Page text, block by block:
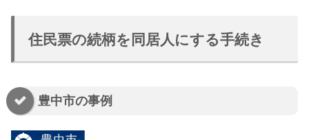
住民票の続柄を同居人にする手続き
豊中市の事例